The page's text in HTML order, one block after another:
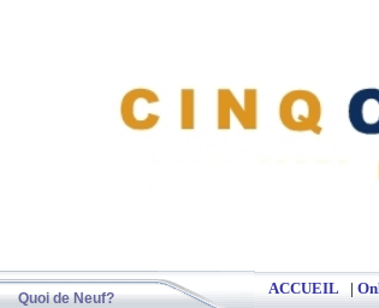
Quoi de Neuf?
ACCUEIL |